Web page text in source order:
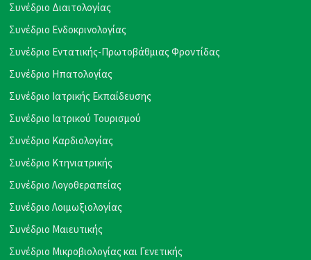
Συνέδριο Διαιτολογίας
Συνέδριο Ενδοκρινολογίας
Συνέδριο Εντατικής-Πρωτοβάθμιας Φροντίδας
Συνέδριο Ηπατολογίας
Συνέδριο Ιατρικής Εκπαίδευσης
Συνέδριο Ιατρικού Τουρισμού
Συνέδριο Καρδιολογίας
Συνέδριο Κτηνιατρικής
Συνέδριο Λογοθεραπείας
Συνέδριο Λοιμωξιολογίας
Συνέδριο Μαιευτικής
Συνέδριο Μικροβιολογίας και Γενετικής